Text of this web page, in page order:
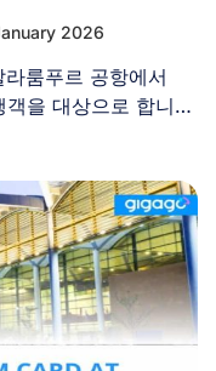
2026
룸푸르 공항에서
을 대상으로 합니